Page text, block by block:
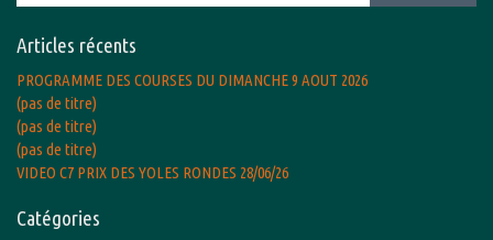
Articles récents
PROGRAMME DES COURSES DU DIMANCHE 9 AOUT 2026
(pas de titre)
(pas de titre)
(pas de titre)
VIDEO C7 PRIX DES YOLES RONDES 28/06/26
Catégories